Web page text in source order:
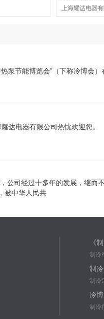
上海耀达电器
泵节能博览会”（下称冷博会
达电器有限公司热忱欢迎您。
司经过十多年的发展，继而
被中华人民共
《
制冷
制
制冷
冷
制冷